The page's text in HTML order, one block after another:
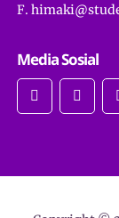
F.
Media Sosial